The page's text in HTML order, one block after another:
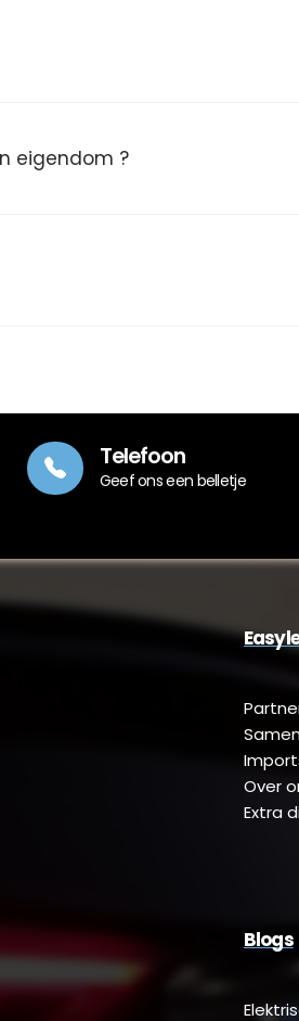
eigendom ?
Telefoon
Geef ons een belletje
Over
Extra
Blogs